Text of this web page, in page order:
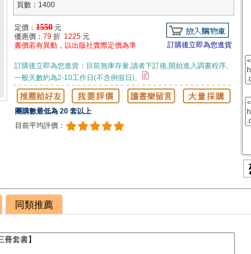
頁數：1400
定價： 1550 元
優惠價： 79 折 1225 元
書價若有異動，以出版社實際定價為準
訂購後立即為您進貨
訂購後立即為您進貨：目前無庫存量,讀者下訂後,開始進入調書程序,
一般天數約為2-10工作日(不含例假日)。
團購數最低為 20 套以上
目前平均評價：
同類推薦